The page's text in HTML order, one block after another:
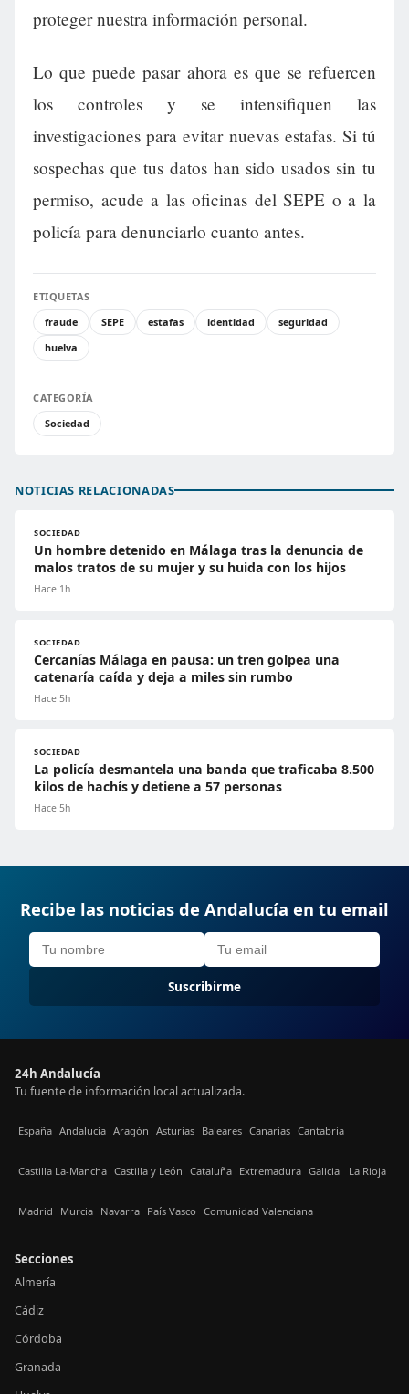
proteger nuestra información personal.
Lo que puede pasar ahora es que se refuercen
los controles y se intensifiquen las
investigaciones para evitar nuevas estafas. Si tú
sospechas que tus datos han sido usados sin tu
permiso, acude a las oficinas del SEPE o a la
policía para denunciarlo cuanto antes.
ETIQUETAS
fraude
SEPE estafas identidad
seguridad
huelva
CATEGORÍA
Sociedad
NOTICIAS RELACIONADAS
SOCIEDAD
Un hombre detenido en Málaga tras la denuncia de
malos tratos de su mujer y su huida con los hijos
Hace 1h
SOCIEDAD
Cercanías Málaga en pausa: un tren golpea una
catenaría caída y deja a miles sin rumbo
Hace 5h
SOCIEDAD
La policía desmantela una banda que traficaba 8.500
kilos de hachís y detiene a 57 personas
Hace 5h
Recibe las noticias de Andalucía en tu email
Suscribirme
24h Andalucía
Tu fuente de información local actualizada.
España Andalucía Aragón Asturias Baleares Canarias Cantabria
Castilla La-Mancha Castilla y León Cataluña Extremadura Galicia La Rioja
Madrid Murcia Navarra País Vasco Comunidad Valenciana
Secciones
Almería
Cádiz
Córdoba
Granada